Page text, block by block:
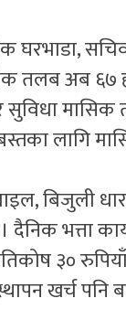
तलब अब ६७
सुविधा
लागि
बिजुली
भत्ता
३० रुपियाँ
खर्च पनि